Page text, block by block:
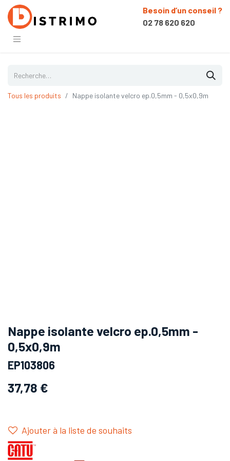
Besoin d’un conseil ?
02 78 620 620
Tous les produits Nappe isolante velcro ep.0,5mm - 0,5x0,9m
Nappe isolante velcro ep.0,5mm -
0,5x0,9m
EP103806
37,78 €
Ajouter à la liste de souhaits